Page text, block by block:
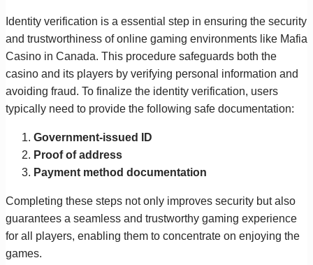
Identity verification is a essential step in ensuring the security
and trustworthiness of online gaming environments like Mafia
Casino in Canada. This procedure safeguards both the
casino and its players by verifying personal information and
avoiding fraud. To finalize the identity verification, users
typically need to provide the following safe documentation:
Government-issued ID
Proof of address
Payment method documentation
Completing these steps not only improves security but also
guarantees a seamless and trustworthy gaming experience
for all players, enabling them to concentrate on enjoying the
games.